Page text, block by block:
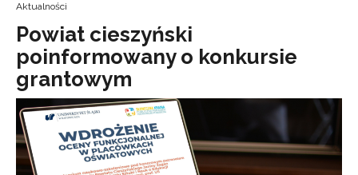
Aktualności
Powiat cieszyński
poinformowany o konkursie
grantowym